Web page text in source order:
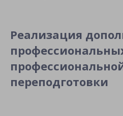
Реализация
переподготовки